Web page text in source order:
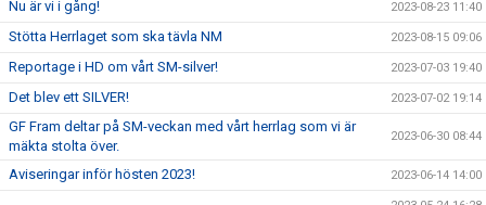
Nu är vi i gång! 2023-08-23 11:40
Stötta Herrlaget som ska tävla NM 2023-08-15 09:06
Reportage i HD om vårt SM-silver! 2023-07-03 19:40
Det blev ett SILVER! 2023-07-02 19:14
GF Fram deltar på SM-veckan med vårt herrlag som vi är
mäkta stolta över.
2023-06-30 08:44
Aviseringar inför hösten 2023! 2023-06-14 14:00